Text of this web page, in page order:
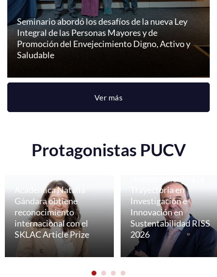
Seminario abordó los desafíos de la nueva Ley
Integral de las Personas Mayores y de
Promoción del Envejecimiento Digno, Activo y
Saludable
Ver más
Protagonistas PUCV
Académica Natalia
Gándara obtiene
reconocimiento
internacional con el
SKLAC Article Prize
Profesor Rolando
reconocimiento a la
Trayectoria en
Investigación e
Innovación en
Sustentabilidad RISS
2026